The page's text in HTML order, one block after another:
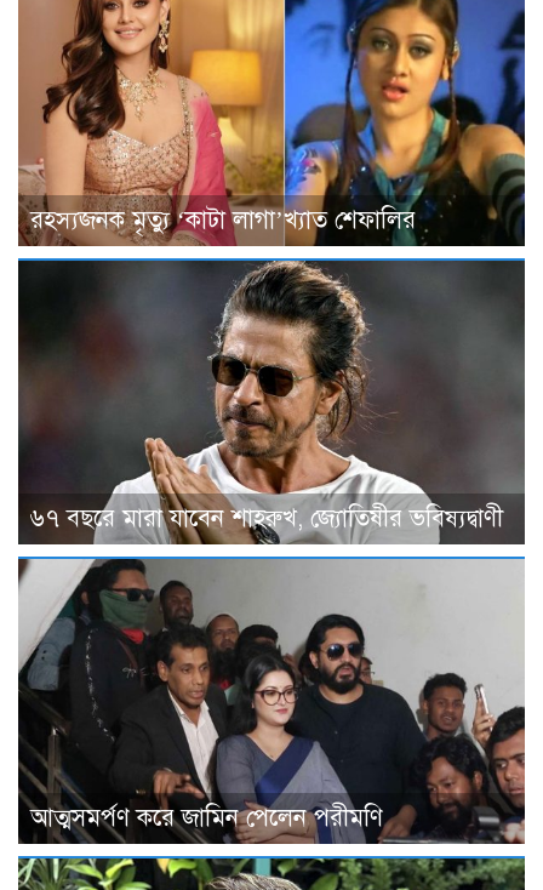
রহস্যজনক মৃত্যু ‘কাটা লাগা’খ্যাত শেফালির
৬৭ বছরে মারা যাবেন শাহরুখ, জ্যোতিষীর ভবিষ্যদ্বাণী
আত্মসমর্পণ করে জামিন পেলেন পরীমণি